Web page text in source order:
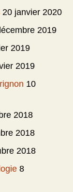
20 janvier 2020
2019
2019
2019
10
2018
2018
2018
8